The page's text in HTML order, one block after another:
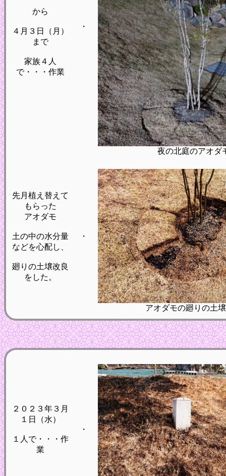
から
４月３日（月）
まで
家族４人
で・・・作業
・
夜の北庭のアオダ
先月植え替えて
もらった
アオダモ
土の中の水分量
などを心配し、
廻りの土壌改良
をした。
・
アオダモの廻りの土
２０２３年３月
１日（水）
１人で・・・作
業
・